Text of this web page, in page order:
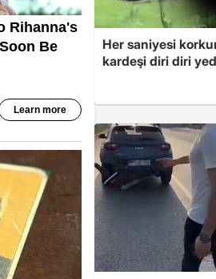
Her saniyesi
kardeşi diri diri